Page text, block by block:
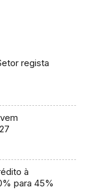
regista
à
para 45%